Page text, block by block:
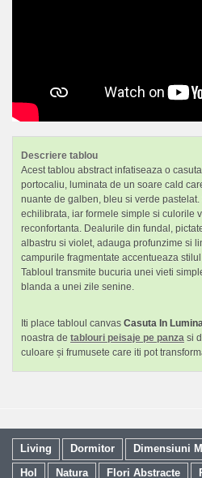
Descriere tablou
Acest tablou abstract infatiseaza o
portocaliu, luminata de un soare cald
nuante de galben, bleu si verde
echilibrata, iar formele simple si culorile
reconfortanta. Dealurile din fundal,
albastru si violet, adauga profunzime si
campurile fragmentate accentueaza
Tabloul transmite bucuria unei vieti
blanda a unei zile senine.
Iti place tabloul canvas Casuta In
noastra de tablouri peisaje pe panza si
culoare și frumusete care iti pot
Living Dormitor Dimensiuni
Hol
Natura Flori Abstracte